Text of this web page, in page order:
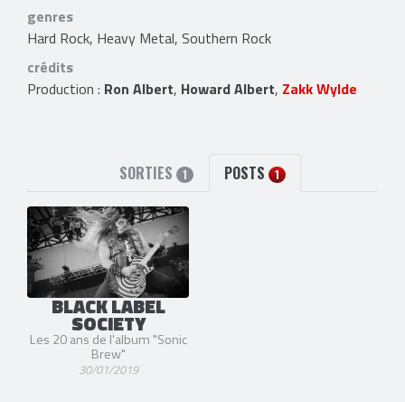
genres
Hard Rock, Heavy Metal, Southern Rock
crédits
Production : Ron Albert, Howard Albert, Zakk Wylde
SORTIES 1 POSTS 1
BLACK LABEL
SOCIETY
Les 20 ans de l'album "Sonic
Brew"
30/01/2019